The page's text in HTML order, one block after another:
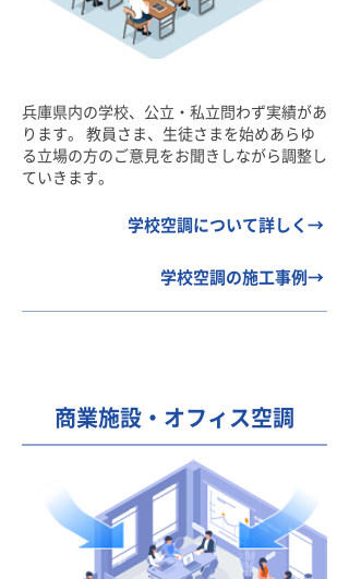
兵庫県内の学校、公立・私立問わず実績があ
ります。 教員さま、生徒さまを始めあらゆ
る立場の方のご意見をお聞きしながら調整し
ていきます。
学校空調について詳しく→
学校空調の施工事例→
商業施設・オフィス空調